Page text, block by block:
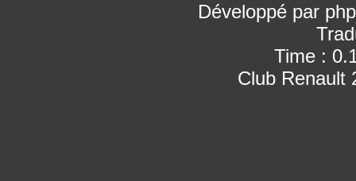
Développé par
Time :
Club Renault